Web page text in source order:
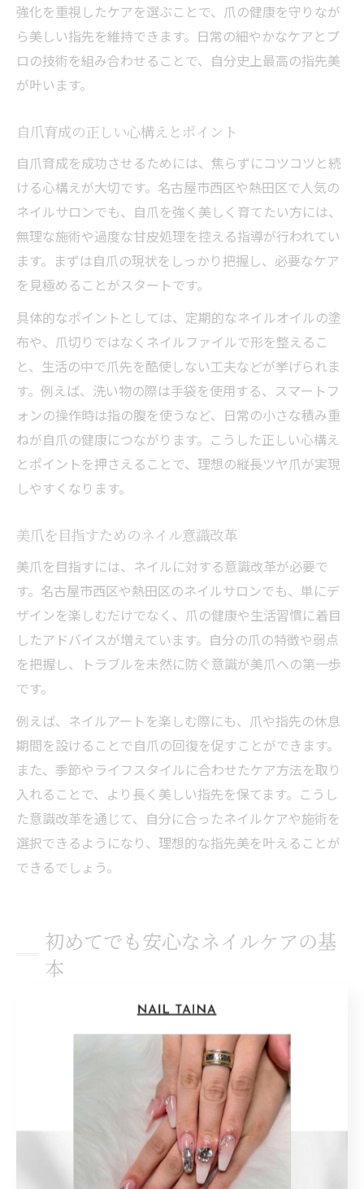
強化を重視したケアを選ぶことで、爪の健康を守りなが
ら美しい指先を維持できます。日常の細やかなケアとプ
ロの技術を組み合わせることで、自分史上最高の指先美
が叶います。
自爪育成の正しい心構えとポイント
自爪育成を成功させるためには、焦らずにコツコツと続
ける心構えが大切です。名古屋市西区や熱田区で人気の
ネイルサロンでも、自爪を強く美しく育てたい方には、
無理な施術や過度な甘皮処理を控える指導が行われてい
ます。まずは自爪の現状をしっかり把握し、必要なケア
を見極めることがスタートです。
具体的なポイントとしては、定期的なネイルオイルの塗
布や、爪切りではなくネイルファイルで形を整えるこ
と、生活の中で爪先を酷使しない工夫などが挙げられま
す。例えば、洗い物の際は手袋を使用する、スマートフ
ォンの操作時は指の腹を使うなど、日常の小さな積み重
ねが自爪の健康につながります。こうした正しい心構え
とポイントを押さえることで、理想の縦長ツヤ爪が実現
しやすくなります。
美爪を目指すためのネイル意識改革
美爪を目指すには、ネイルに対する意識改革が必要で
す。名古屋市西区や熱田区のネイルサロンでも、単にデ
ザインを楽しむだけでなく、爪の健康や生活習慣に着目
したアドバイスが増えています。自分の爪の特徴や弱点
を把握し、トラブルを未然に防ぐ意識が美爪への第一歩
です。
例えば、ネイルアートを楽しむ際にも、爪や指先の休息
期間を設けることで自爪の回復を促すことができます。
また、季節やライフスタイルに合わせたケア方法を取り
入れることで、より長く美しい指先を保てます。こうし
た意識改革を通じて、自分に合ったネイルケアや施術を
選択できるようになり、理想的な指先美を叶えることが
できるでしょう。
初めてでも安心なネイルケアの基
本
初心者向けネイル心構えとケア方法
ネイル初心者の方にとって大切なのは、まず「自爪を大
切にする」という心構えを持つことです。名古屋市西区
や熱田区の方々も、日々の生活や仕事で爪が傷みがちで
すが、基本のケアを意識することで健康的な爪を育てる
ことができます。
例えば、毎日の保湿や正しい爪切り、甘皮のケアなど、